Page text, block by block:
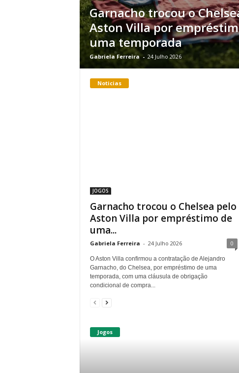
Garnacho trocou o
Aston Villa por
uma temporada
Gabriela Ferreira - 24 Julho 2026
Noticias
JOGOS
Garnacho trocou o Chelsea pelo
Aston Villa por empréstimo de
uma...
Gabriela Ferreira - 24 Julho 2026 0
O Aston Villa confirmou a contratação de Alejandro
Garnacho, do Chelsea, por empréstimo de uma
temporada, com uma cláusula de obrigação
condicional de compra...
Jogos